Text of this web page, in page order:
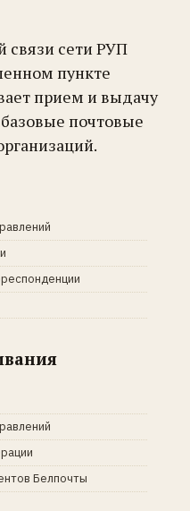
связи сети РУП
пункте
прием и выдачу
почтовые
Белпочты